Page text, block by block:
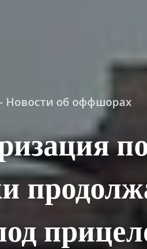
Новости об оффшорах